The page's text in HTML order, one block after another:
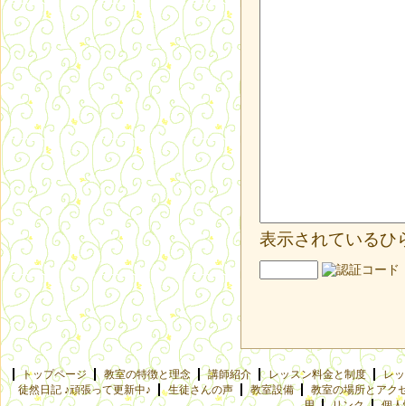
表示されているひ
トップページ 教室の特徴と理念 講師紹介 レッスン料金と制度
レ
徒然日記 ♪頑張って更新中♪
生徒さんの声 教室設備
教室の場所とアク